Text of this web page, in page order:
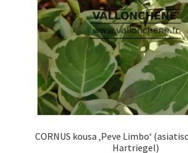
CORNUS kousa ‚Peve Limbo‘
Hartriegel)